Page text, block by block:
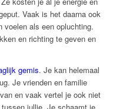
Vaak is het daarna ook
voelen als een opluchting.
en richting te geven en
gemis. Je kan helemaal
Je vrienden en familie
en vaak vertel je ook niet